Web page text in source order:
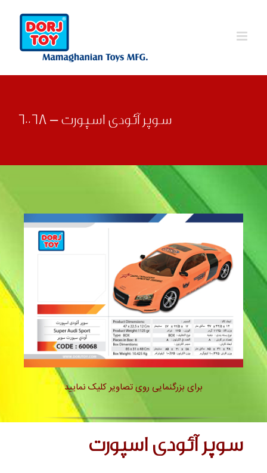
content
سوپر آئودی اسپورت – 60068
قبلی بعدی
سوپر آئودی اسپورت – 60068
برای بزرگنمایی روی تصاویر کلیک نمایید
سوپر آئودی اسپورت